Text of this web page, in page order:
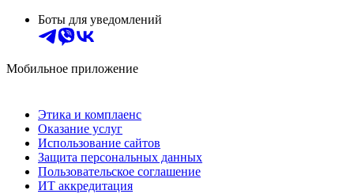
Боты для уведомлений
Мобильное приложение
Этика и комплаенс
Оказание услуг
Использование сайтов
Защита персональных данных
Пользовательское соглашение
ИТ аккредитация